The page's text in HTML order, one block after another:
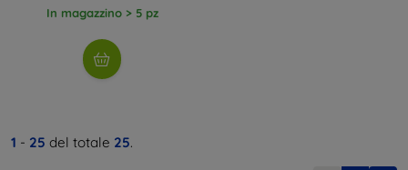
In magazzino > 5 pz
1 - 25 del totale 25.